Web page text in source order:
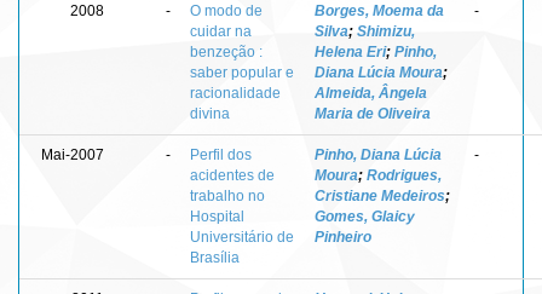
2008 -
O modo de
cuidar na
benzeção :
saber popular e
racionalidade
divina
Borges, Moema da
Silva; Shimizu,
Helena Eri; Pinho,
Diana Lúcia Moura;
Almeida, Ângela
Maria de Oliveira
-
Mai-2007 -
Perfil dos
acidentes de
trabalho no
Hospital
Universitário de
Brasília
Pinho, Diana Lúcia
Moura; Rodrigues,
Cristiane Medeiros;
Gomes, Glaicy
Pinheiro
-